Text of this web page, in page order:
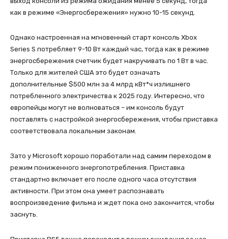
как в режиме «Энергосбережения» нужно 10-15 секунд.
Однако настроенная на мгновенный старт консоль Xbox
Series S потребляет 9-10 Вт каждый час, тогда как в режиме
энергосбережения счетчик будет накручивать по 1 Вт в час.
Только для жителей США это будет означать
дополнительные $500 млн за 4 млрд кВт*ч излишнего
потребленного электричества к 2025 году. Интересно, что
европейцы могут не волноваться – им консоль будут
поставлять с настройкой энергосбережения, чтобы приставка
соответствовала локальным законам.
Зато у Microsoft хорошо поработали над самим переходом в
режим пониженного энергопотребления. Приставка
стандартно включает его после одного часа отсутствия
активности. При этом она умеет распознавать
воспроизведение фильма и ждет пока оно закончится, чтобы
заснуть.